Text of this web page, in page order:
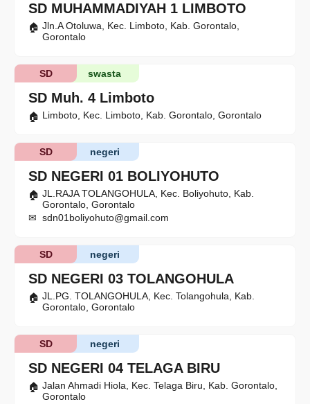
SD MUHAMMADIYAH 1 LIMBOTO
Jln.A Otoluwa, Kec. Limboto, Kab. Gorontalo,
Gorontalo
SD Muh. 4 Limboto
swasta
SD
Limboto, Kec. Limboto, Kab. Gorontalo, Gorontalo
SD NEGERI 01 BOLIYOHUTO
negeri
SD
JL.RAJA TOLANGOHULA, Kec. Boliyohuto, Kab.
Gorontalo, Gorontalo
sdn01boliyohuto@gmail.com
SD NEGERI 03 TOLANGOHULA
negeri
SD
JL.PG. TOLANGOHULA, Kec. Tolangohula, Kab.
Gorontalo, Gorontalo
SD NEGERI 04 TELAGA BIRU
negeri
SD
Jalan Ahmadi Hiola, Kec. Telaga Biru, Kab. Gorontalo,
Gorontalo